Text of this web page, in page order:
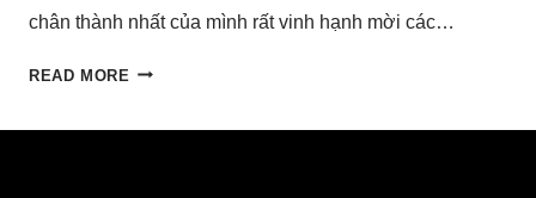
chân thành nhất của mình rất vinh hạnh mời các…
READ MORE